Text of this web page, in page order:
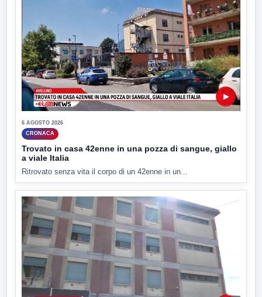
▶
6 AGOSTO 2026
CRONACA
Trovato in casa 42enne in una pozza di sangue, giallo
a viale Italia
Ritrovato senza vita il corpo di un 42enne in un...